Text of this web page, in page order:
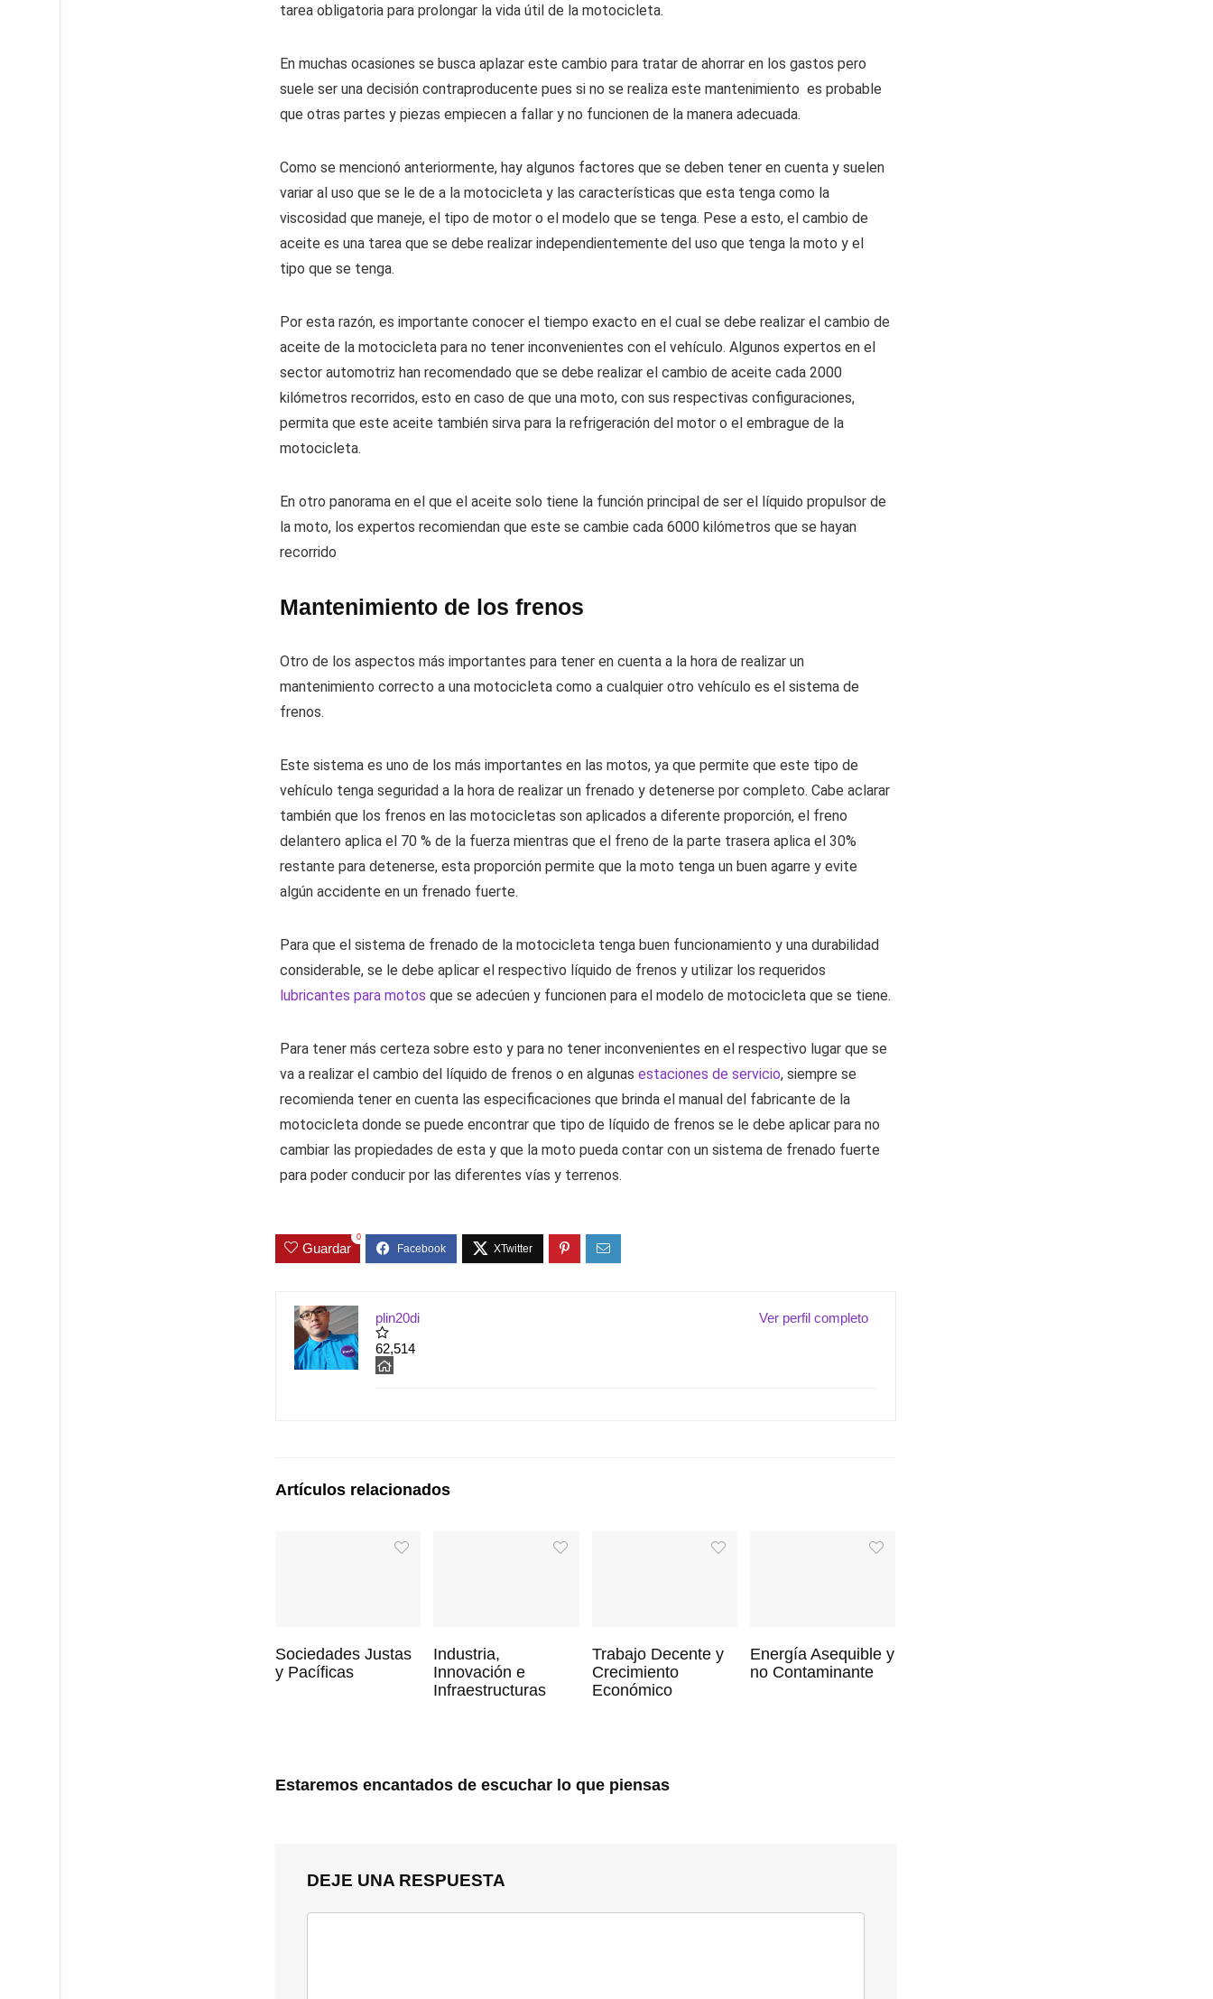
tarea obligatoria para prolongar la vida útil de la motocicleta.
En muchas ocasiones se busca aplazar este cambio para tratar de ahorrar en los gastos pero
suele ser una decisión contraproducente pues si no se realiza este mantenimiento es probable
que otras partes y piezas empiecen a fallar y no funcionen de la manera adecuada.
Como se mencionó anteriormente, hay algunos factores que se deben tener en cuenta y suelen
variar al uso que se le de a la motocicleta y las características que esta tenga como la
viscosidad que maneje, el tipo de motor o el modelo que se tenga. Pese a esto, el cambio de
aceite es una tarea que se debe realizar independientemente del uso que tenga la moto y el
tipo que se tenga.
Por esta razón, es importante conocer el tiempo exacto en el cual se debe realizar el cambio de
aceite de la motocicleta para no tener inconvenientes con el vehículo. Algunos expertos en el
sector automotriz han recomendado que se debe realizar el cambio de aceite cada 2000
kilómetros recorridos, esto en caso de que una moto, con sus respectivas configuraciones,
permita que este aceite también sirva para la refrigeración del motor o el embrague de la
motocicleta.
En otro panorama en el que el aceite solo tiene la función principal de ser el líquido propulsor de
la moto, los expertos recomiendan que este se cambie cada 6000 kilómetros que se hayan
recorrido
Mantenimiento de los frenos
Otro de los aspectos más importantes para tener en cuenta a la hora de realizar un
mantenimiento correcto a una motocicleta como a cualquier otro vehículo es el sistema de
frenos.
Este sistema es uno de los más importantes en las motos, ya que permite que este tipo de
vehículo tenga seguridad a la hora de realizar un frenado y detenerse por completo. Cabe aclarar
también que los frenos en las motocicletas son aplicados a diferente proporción, el freno
delantero aplica el 70 % de la fuerza mientras que el freno de la parte trasera aplica el 30%
restante para detenerse, esta proporción permite que la moto tenga un buen agarre y evite
algún accidente en un frenado fuerte.
Para que el sistema de frenado de la motocicleta tenga buen funcionamiento y una durabilidad
considerable, se le debe aplicar el respectivo líquido de frenos y utilizar los requeridos
lubricantes para motos que se adecúen y funcionen para el modelo de motocicleta que se tiene.
Para tener más certeza sobre esto y para no tener inconvenientes en el respectivo lugar que se
va a realizar el cambio del líquido de frenos o en algunas estaciones de servicio, siempre se
recomienda tener en cuenta las especificaciones que brinda el manual del fabricante de la
motocicleta donde se puede encontrar que tipo de líquido de frenos se le debe aplicar para no
cambiar las propiedades de esta y que la moto pueda contar con un sistema de frenado fuerte
para poder conducir por las diferentes vías y terrenos.
Guardar
0
Ver perfil completo
plin20di
62,514
Artículos relacionados
Sociedades Justas
y Pacíficas
Industria,
Innovación e
Infraestructuras
Trabajo Decente y
Crecimiento
Económico
Energía Asequible y
no Contaminante
Estaremos encantados de escuchar lo que piensas
DEJE UNA RESPUESTA